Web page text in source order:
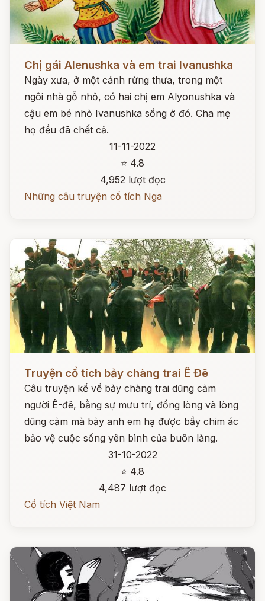
Chị gái Alenushka và em trai Ivanushka
Ngày xưa, ở một cánh rừng thưa, trong một
ngôi nhà gỗ nhỏ, có hai chị em Alyonushka và
cậu em bé nhỏ Ivanushka sống ở đó. Cha mẹ
họ đều đã chết cả.
11-11-2022
⭐ 4.8
4,952 lượt đọc
Những câu truyện cổ tích Nga
Truyện cổ tích bảy chàng trai Ê Đê
Câu truyện kể vể bảy chàng trai dũng cảm
người Ê-đê, bằng sự mưu trí, đồng lòng và lòng
dũng cảm mà bảy anh em hạ được bầy chim ác
bảo vệ cuộc sống yên bình của buôn làng.
31-10-2022
⭐ 4.8
4,487 lượt đọc
Cổ tích Việt Nam